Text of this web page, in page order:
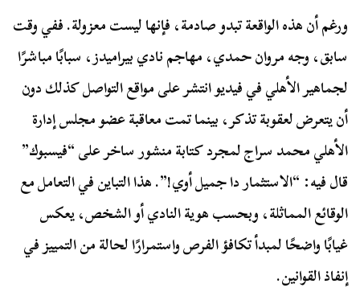
ورغم أن هذه الواقعة تبدو صادمة، فإنها ليست معزولة. ففي وقت
سابق، وجه مروان حمدي، مهاجم نادي بيراميدز، سبابًا مباشرًا
لجماهير الأهلي في فيديو انتشر على مواقع التواصل كذلك دون
أن يتعرض لعقوبة تذكر، بينما تمت معاقبة عضو مجلس إدارة
الأهلي محمد سراج لمجرد كتابة منشور ساخر على “فيسبوك”
قال فيه: “الاستثمار دا جميل أوي!”. هذا التباين في التعامل مع
الوقائع المماثلة، وبحسب هوية النادي أو الشخص، يعكس
غيابًا واضحًا لمبدأ تكافؤ الفرص واستمرارًا لحالة من التمييز في
إنفاذ القوانين.